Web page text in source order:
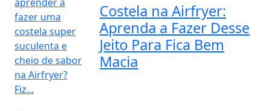
Costela na Airfryer:
Aprenda a Fazer Desse
Jeito Para Fica Bem
Macia